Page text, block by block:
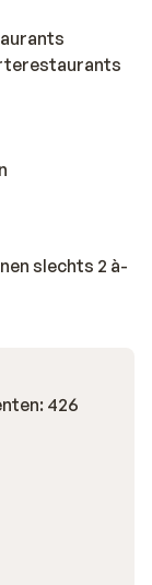
slechts 2 à-
426